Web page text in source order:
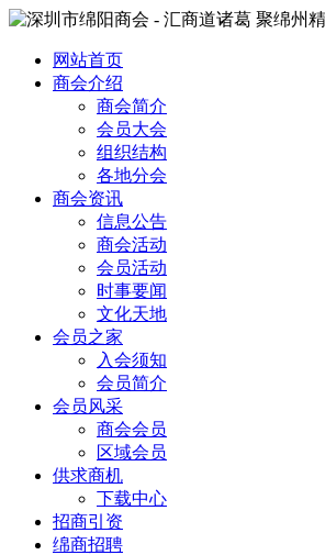
网站首页
商会介绍
商会简介
会员大会
组织结构
各地分会
商会资讯
信息公告
商会活动
会员活动
时事要闻
文化天地
会员之家
入会须知
会员简介
会员风采
商会会员
区域会员
供求商机
下载中心
招商引资
绵商招聘